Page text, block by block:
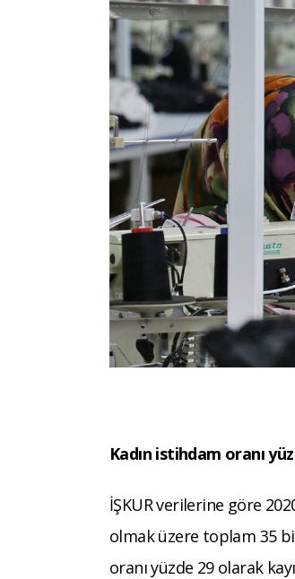
Kadın istihdam oranı
İŞKUR verilerine göre
olmak üzere toplam 35
oranı yüzde 29 olarak